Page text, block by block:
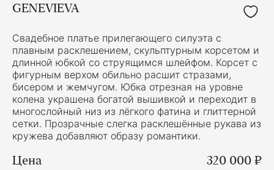
GENEVIEVA
Свадебное платье прилегающего силуэта с
плавным расклешением, скульптурным корсетом и
длинной юбкой со струящимся шлейфом. Корсет с
фигурным верхом обильно расшит стразами,
бисером и жемчугом. Юбка отрезная на уровне
колена украшена богатой вышивкой и переходит в
многослойный низ из лёгкого фатина и глиттерной
сетки. Прозрачные слегка расклешённые рукава из
кружева добавляют образу романтики.
Цена 320 000 ₽